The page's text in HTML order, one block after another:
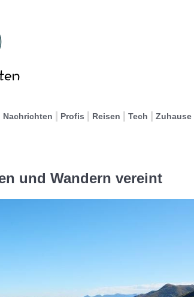
Nachrichten Profis Reisen Tech Zuhause
und Wandern vereint